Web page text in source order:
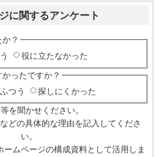
に関するアンケート
？
役に立たなかった
ったですか？
ふつう 探しにくかった
を聞かせください。
どの具体的な理由を記入してくださ
い。
ムページの構成資料として活用しま